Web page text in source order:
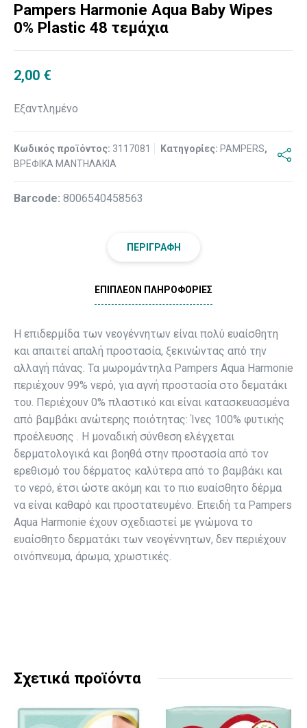
Pampers Harmonie Aqua Baby Wipes
0% Plastic 48 τεμάχια
2,00 €
Εξαντλημένο
Κωδικός προϊόντος: 3117081 Κατηγορίες: PAMPERS,
ΒΡΕΦΙΚΑ ΜΑΝΤΗΛΑΚΙΑ
Βarcode: 8006540458563
ΠΕΡΙΓΡΑΦΉ
ΕΠΙΠΛΈΟΝ ΠΛΗΡΟΦΟΡΊΕΣ
Η επιδερμίδα των νεογέννητων είναι πολύ ευαίσθητη
και απαιτεί απαλή προστασία, ξεκινώντας από την
αλλαγή πάνας. Τα μωρομάντηλα Pampers Aqua Harmonie
περιέχουν 99% νερό, για αγνή προστασία στο δεματάκι
του. Περιέχουν 0% πλαστικό και είναι κατασκευασμένα
από βαμβάκι ανώτερης ποιότητας: Ίνες 100% φυτικής
προέλευσης . Η μοναδική σύνθεση ελέγχεται
δερματολογικά και βοηθά στην προστασία από τον
ερεθισμό του δέρματος καλύτερα από το βαμβάκι και
το νερό, έτσι ώστε ακόμη και το πιο ευαίσθητο δέρμα
να είναι καθαρό και προστατευμένο. Επειδή τα Pampers
Aqua Harmonie έχουν σχεδιαστεί με γνώμονα το
ευαίσθητο δερματάκι των νεογέννητων, δεν περιέχουν
οινόπνευμα, άρωμα, χρωστικές.
Σχετικά προϊόντα